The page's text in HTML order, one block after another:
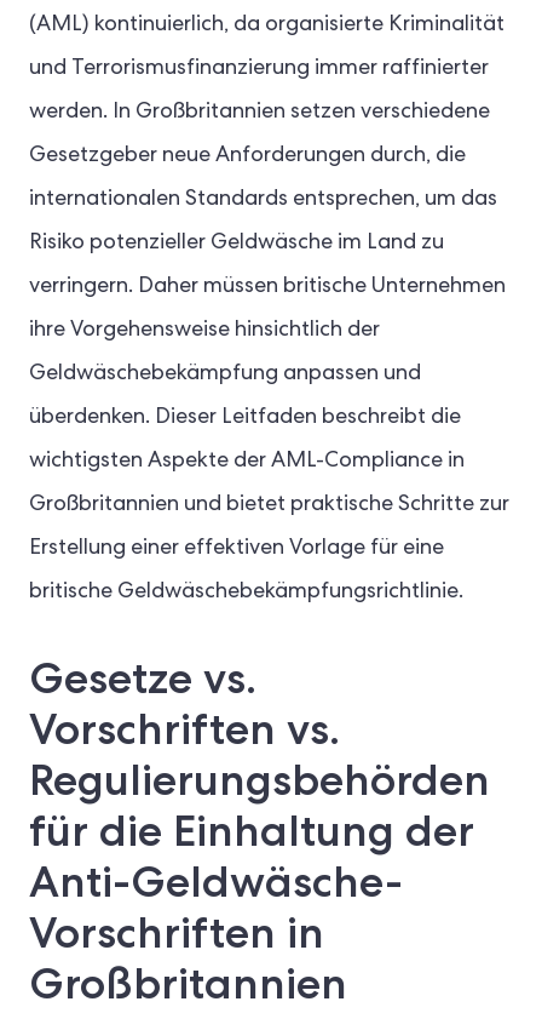
(AML) kontinuierlich, da organisierte Kriminalität
und Terrorismusfinanzierung immer raffinierter
werden. In Großbritannien setzen verschiedene
Gesetzgeber neue Anforderungen durch, die
internationalen Standards entsprechen, um das
Risiko potenzieller Geldwäsche im Land zu
verringern. Daher müssen britische Unternehmen
ihre Vorgehensweise hinsichtlich der
Geldwäschebekämpfung anpassen und
überdenken. Dieser Leitfaden beschreibt die
wichtigsten Aspekte der AML-Compliance in
Großbritannien und bietet praktische Schritte zur
Erstellung einer effektiven Vorlage für eine
britische Geldwäschebekämpfungsrichtlinie.
Gesetze vs.
Vorschriften vs.
Regulierungsbehörden
für die Einhaltung der
Anti-Geldwäsche-
Vorschriften in
Großbritannien